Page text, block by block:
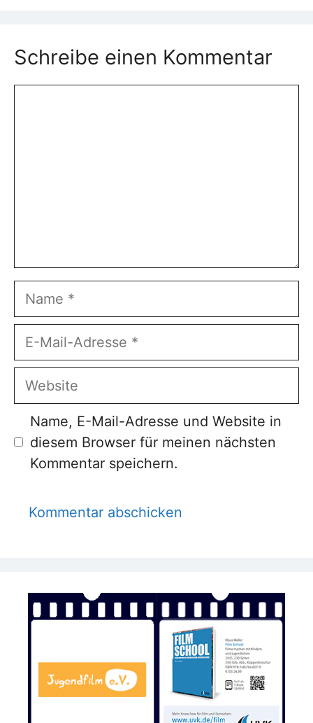
Schreibe einen Kommentar
Name
E-
Website
Name, E-Mail-Adresse und Website in
diesem Browser für meinen nächsten
Kommentar speichern.